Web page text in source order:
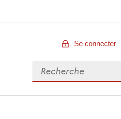
Se connecter
Rechercher des